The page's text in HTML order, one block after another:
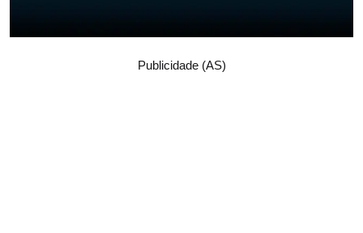
Publicidade (AS)